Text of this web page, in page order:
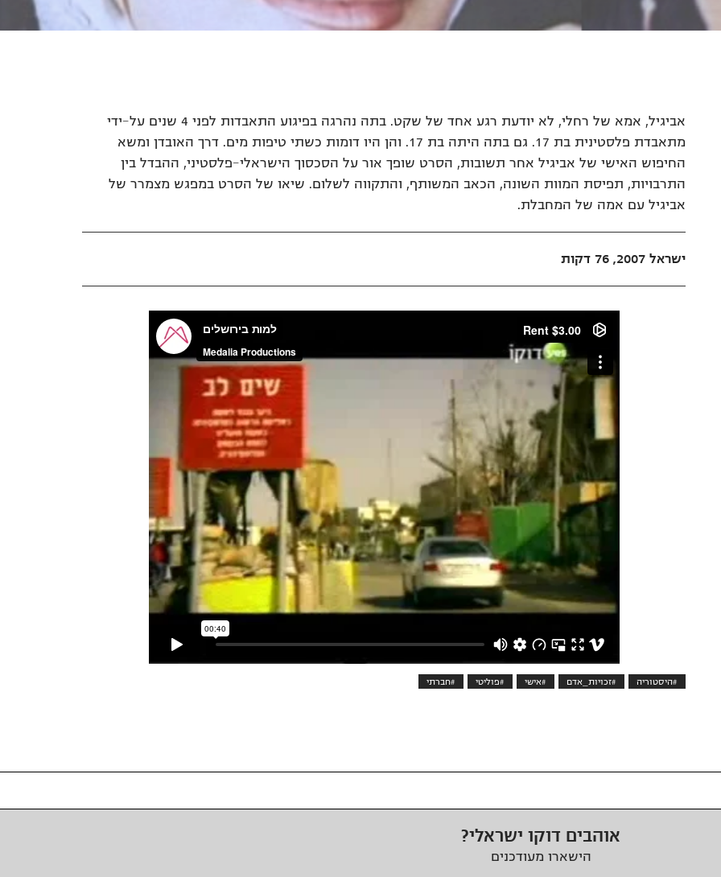
אביגיל, אמא של רחלי, לא יודעת רגע אחד של שקט. בתה נהרגה בפיגוע התאבדות לפני 4 שנים על-ידי
מתאבדת פלסטינית בת 17. גם בתה היתה בת 17. והן היו דומות כשתי טיפות מים. דרך האובדן ומשא
החיפוש האישי של אביגיל אחר תשובות, הסרט שופך אור על הסכסוך הישראלי-פלסטיני, ההבדל בין
התרבויות, תפיסת המוות השונה, הכאב המשותף, והתקווה לשלום. שיאו של הסרט במפגש מצמרר של
אביגיל עם אמה של המחבלת.
ישראל 2007, 76 דקות
#היסטוריה #זכויות_אדם #אישי #פוליטי #חברתי
אוהבים דוקו ישראלי?
הישארו מעודכנים